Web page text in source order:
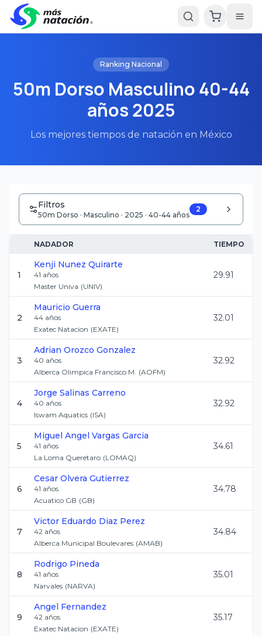
Ranking Nacional
50m Dorso Masculino 40-44
años 2025
Los mejores tiempos de natación en México
Filtros
50m Dorso · Masculino · 2025 · 40-44 años
2
NADADOR TIEMPO
1
Kenji Nunez Quirarte
41 años
Master Univa (UNIV)
29.91
2
Mauricio Guerra
44 años
Exatec Natacion (EXATE)
32.01
3
Adrian Orozco Gonzalez
40 años
Alberca Olimpica Francisco M. (AOFM)
32.92
4
Jorge Salinas Carreno
40 años
Iswam Aquatics (ISA)
32.92
5
Miguel Angel Vargas Garcia
41 años
La Loma Queretaro (LOMAQ)
34.61
6
Cesar Olvera Gutierrez
41 años
Acuatico GB (GB)
34.78
7
Victor Eduardo Diaz Perez
42 años
Alberca Municipal Boulevares (AMAB)
34.84
8
Rodrigo Pineda
41 años
Narvales (NARVA)
35.01
9
Angel Fernandez
42 años
Exatec Natacion (EXATE)
35.17